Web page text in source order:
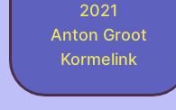
2021
Anton Groot
Kormelink